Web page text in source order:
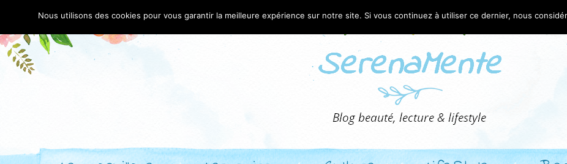
Nous utilisons des cookies pour vous garantir la meilleure expérience sur notre site. Si vous continuez à utiliser ce dernier, nous